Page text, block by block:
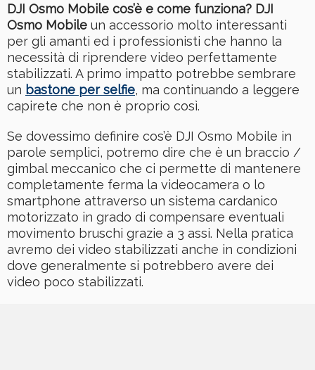
DJI Osmo Mobile cos’è e come funziona? DJI
Osmo Mobile un accessorio molto interessanti
per gli amanti ed i professionisti che hanno la
necessità di riprendere video perfettamente
stabilizzati. A primo impatto potrebbe sembrare
un bastone per selfie, ma continuando a leggere
capirete che non è proprio così.
Se dovessimo definire cos’è DJI Osmo Mobile in
parole semplici, potremo dire che è un braccio /
gimbal meccanico che ci permette di mantenere
completamente ferma la videocamera o lo
smartphone attraverso un sistema cardanico
motorizzato in grado di compensare eventuali
movimento bruschi grazie a 3 assi. Nella pratica
avremo dei video stabilizzati anche in condizioni
dove generalmente si potrebbero avere dei
video poco stabilizzati.